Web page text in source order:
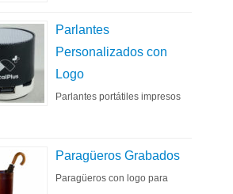
Parlantes
Personalizados con
Logo
Parlantes portátiles impresos
Paragüeros Grabados
Paragüeros con logo para